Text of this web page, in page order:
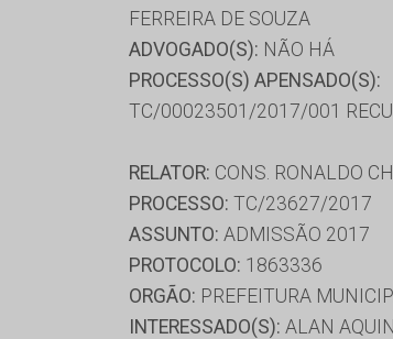
FERREIRA DE SOUZA
ADVOGADO(S): NÃO HÁ
PROCESSO(S) APENSADO(S):
TC/00023501/2017/001
RELATOR: CONS. RONALDO
PROCESSO: TC/23627/2017
ASSUNTO: ADMISSÃO 2017
PROTOCOLO: 1863336
ORGÃO: PREFEITURA
INTERESSADO(S): ALAN